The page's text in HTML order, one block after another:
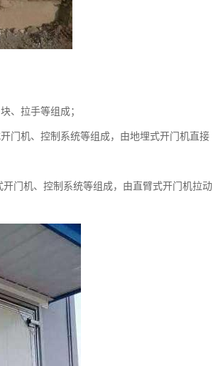
、拉手等组成；
门机、控制系统等组成，由地埋式开门机直接
门机、控制系统等组成，由直臂式开门机拉动